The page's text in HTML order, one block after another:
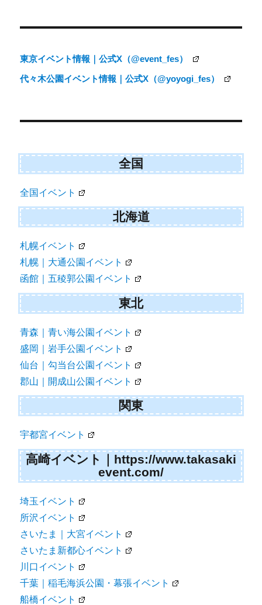
東京イベント情報｜公式X（@event_fes）
代々木公園イベント情報｜公式X（@yoyogi_fes）
全国
全国イベント
北海道
札幌イベント
札幌｜大通公園イベント
函館｜五稜郭公園イベント
東北
青森｜青い海公園イベント
盛岡｜岩手公園イベント
仙台｜勾当台公園イベント
郡山｜開成山公園イベント
関東
宇都宮イベント
高崎イベント｜https://www.takasaki
event.com/
埼玉イベント
所沢イベント
さいたま｜大宮イベント
さいたま新都心イベント
川口イベント
千葉｜稲毛海浜公園・幕張イベント
船橋イベント